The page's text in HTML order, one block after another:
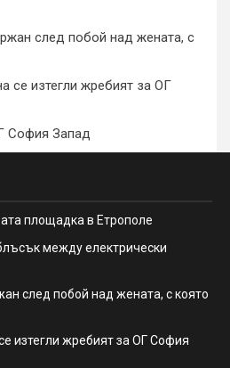
след побой над жената, с
се изтегли жребият за ОГ
София Запад
площадка в Етрополе
между електрически
след побой над жената, с която
изтегли жребият за ОГ София